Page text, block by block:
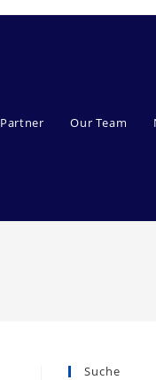
Partner Our Team
Suche